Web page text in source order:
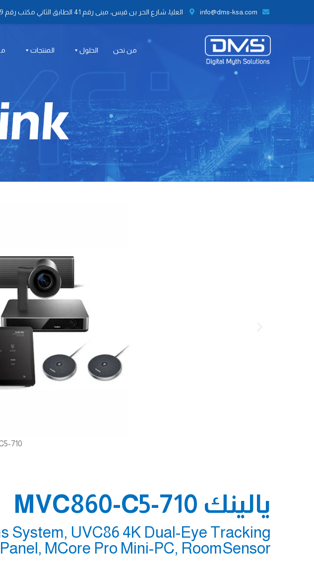
info@dms-ksa.com العليا، شارع الحر بن قيس، مبنى رقم 41 الطابق الثاني مكتب رقم 9، الرياض
من نحن الحلول المنتجات
710
يالينك MVC860-C5-710
System, UVC86 4K Dual-Eye Tracking
MCore Pro Mini-PC, RoomSensor